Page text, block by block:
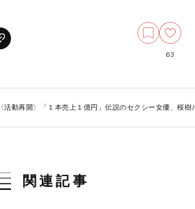
63
〈活動再開〉「１本売上１億円」伝説のセクシー女優、桜
関連記事